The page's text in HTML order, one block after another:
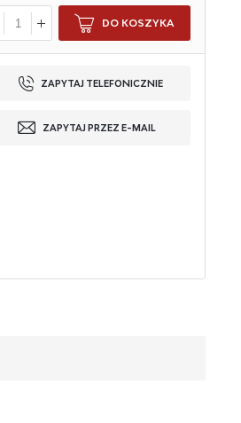
DO KOSZYKA
ZAPYTAJ TELEFONICZNIE
ZAPYTAJ PRZEZ E-MAIL